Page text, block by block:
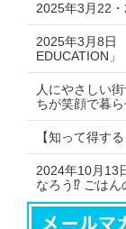
2025年3月22・
2025年3月8日
EDUCATION」
人にやさしい
ちが笑顔で暮
【知って得す
2024年10月
なろう⁉ ごはん